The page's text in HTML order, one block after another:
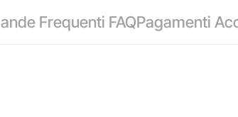
Frequenti FAQPagamenti